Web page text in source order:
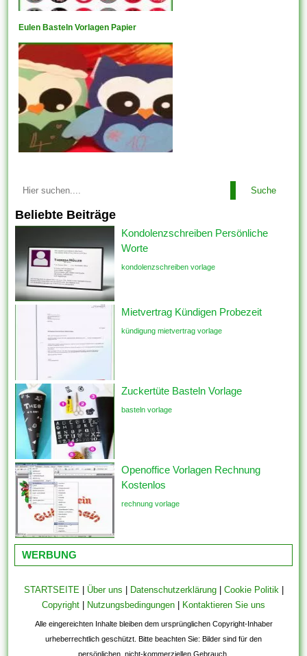
Eulen Basteln Vorlagen Papier
Suche
Beliebte Beiträge
Kondolenzschreiben Persönliche
Worte
kondolenzschreiben vorlage
Mietvertrag Kündigen Probezeit
kündigung mietvertrag vorlage
Zuckertüte Basteln Vorlage
basteln vorlage
Openoffice Vorlagen Rechnung
Kostenlos
rechnung vorlage
WERBUNG
STARTSEITE| Über uns Datenschutzerklärung| Cookie Politik|
Copyright
Nutzungsbedingungen Kontaktieren Sie uns
Alle eingereichten Inhalte bleiben dem ursprünglichen Copyright-Inhaber
urheberrechtlich geschützt. Bitte beachten Sie: Bilder sind für den
persönlichen, nicht-kommerziellen Gebrauch.